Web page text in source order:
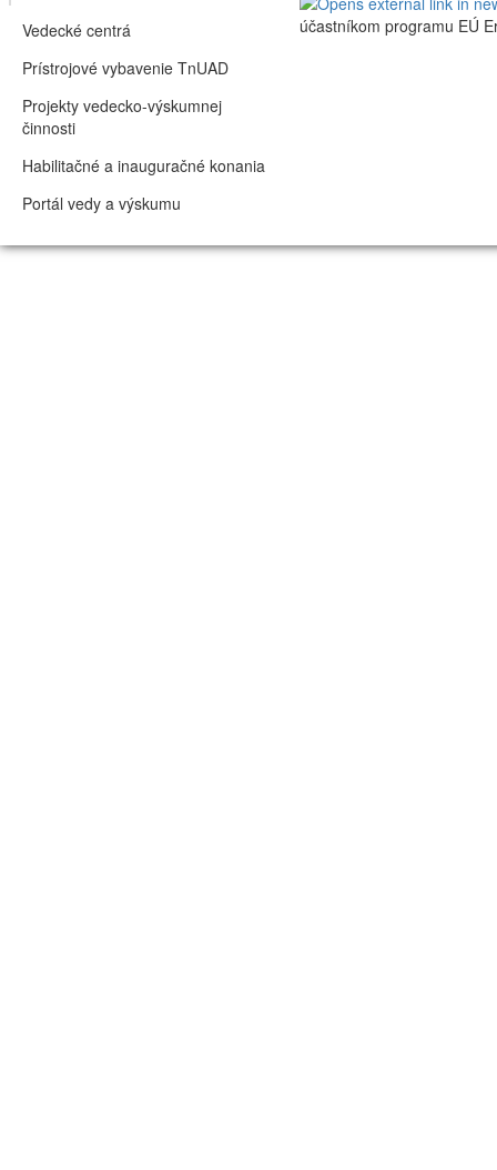
účastníkom programu EÚ
Vedecké centrá
Prístrojové vybavenie TnUAD
Projekty vedecko-výskumnej
činnosti
Habilitačné a inauguračné konania
Portál vedy a výskumu